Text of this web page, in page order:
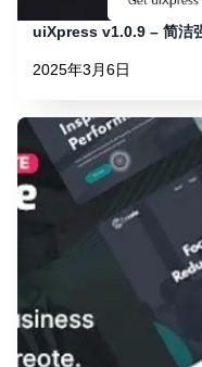
uiXpress v1.0.9 – 简洁
2025年3月6日